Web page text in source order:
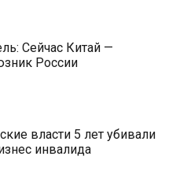
Сейчас Китай —
России
власти 5 лет убивали
инвалида